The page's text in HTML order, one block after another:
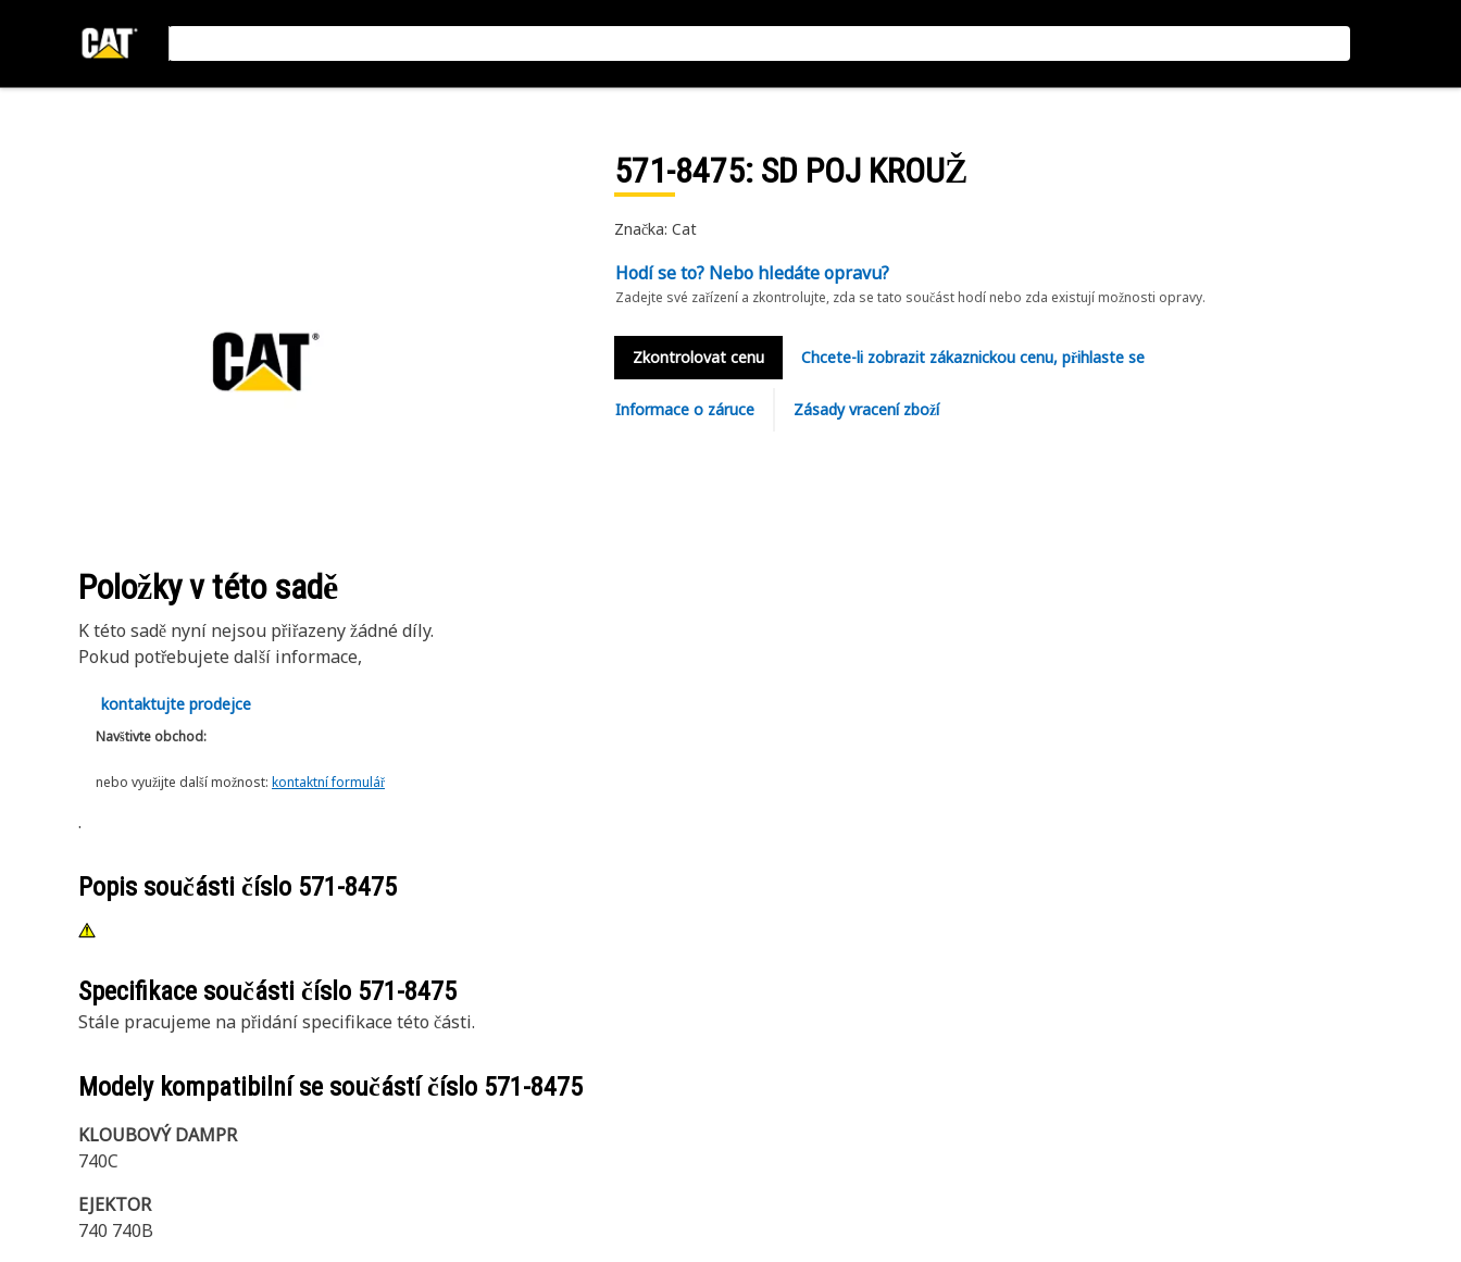
571-8475: SD POJ KROUŽ
Značka: Cat
Hodí se to? Nebo hledáte opravu?
Zadejte své zařízení a zkontrolujte, zda se tato součást hodí nebo zda existují možnosti opravy.
Zkontrolovat cenu Chcete-li zobrazit zákaznickou cenu, přihlaste se
Informace o záruce Zásady vracení zboží
Položky v této sadě
K této sadě nyní nejsou přiřazeny žádné díly.
Pokud potřebujete další informace,
kontaktujte prodejce
Navštivte obchod:
nebo využijte další možnost: kontaktní formulář
.
Popis součásti číslo 571-8475
Specifikace součásti číslo 571-8475
Stále pracujeme na přidání specifikace této části.
Modely kompatibilní se součástí číslo 571-8475
KLOUBOVÝ DAMPR
740C
EJEKTOR
740 740B